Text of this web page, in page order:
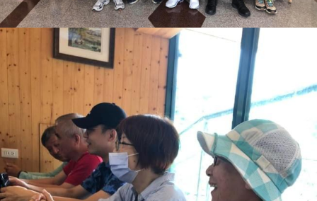
【母親的禱告】~陳韻如姊妹/母親節特輯
【從減變加的生命】~吳欣玫姊妹/母親節特輯
【信得著，就得著】~方紅哖姐妹/母親節特輯